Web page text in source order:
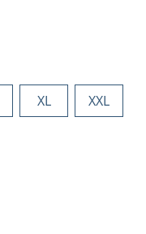
XL
XXL